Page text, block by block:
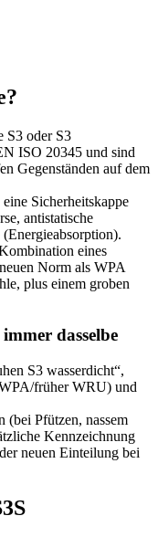
S3 oder S3
ISO 20345 und sind
Gegenständen auf dem
Sicherheitskappe
antistatische
eines
Norm als WPA
plus einem groben
dasselbe
S3 wasserdicht“,
früher WRU) und
Pfützen, nassem
Kennzeichnung
neuen Einteilung bei